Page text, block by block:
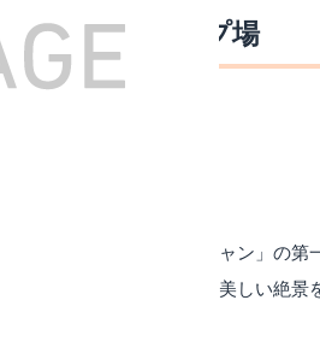
の浩庵キャンプ場
高い人気を誇る「ゆるキャン」の
でなく、山梨ならではの美しい絶景